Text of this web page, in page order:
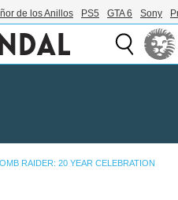
de los Anillos PS5 GTA 6 Sony
RAIDER: 20 YEAR CELEBRATION